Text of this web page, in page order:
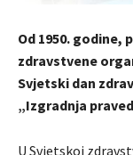
Od 1950.
zdravstvene
Svjetski dan
„Izgradnja
U Svjetskoj